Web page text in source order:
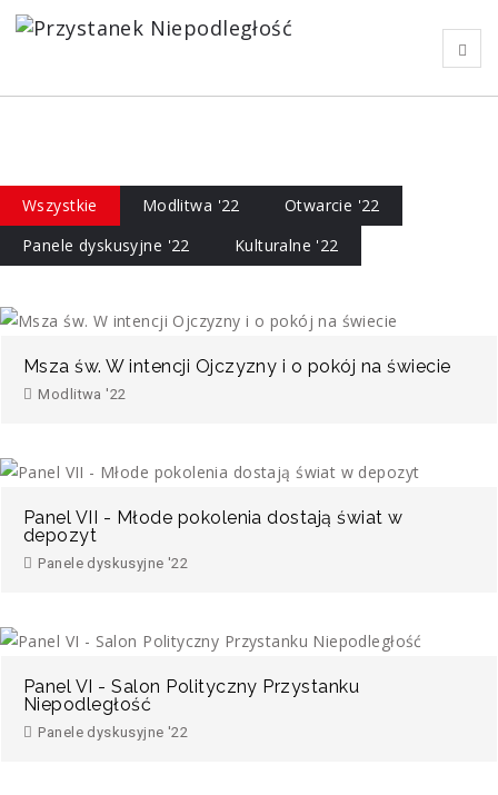
Wszystkie Modlitwa '22
Otwarcie '22
Panele dyskusyjne '22
Kulturalne '22
Msza św. W intencji Ojczyzny i o pokój na świecie
Modlitwa '22
Panel VII - Młode pokolenia dostają świat w
depozyt
Panele dyskusyjne '22
Panel VI - Salon Polityczny Przystanku
Niepodległość
Panele dyskusyjne '22